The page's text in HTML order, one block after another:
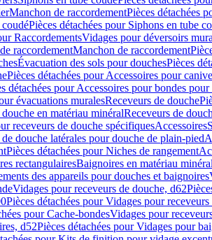
Manchon de raccordementPièces détachées
Pièces détachées pour Siphons en tube
RaccordementsVidages pour déversoirs
raccordementManchon de raccordement
Évacuation des sols pour douchesPièces
Pièces détachées pour Accessoires pour
détachées pour Accessoires pour bondes
évacuations muralesReceveurs de douche
en matériau minéralReceveurs de
receveurs de douche spécifiquesAccessoires
douche latérales pour douche de plain-pied
Pièces détachées pour Niches de rangement
rectangulairesBaignoires en matériau minéral
des appareils pour douches et baignoires
Vidages pour receveurs de douche, d62
Pièces détachées pour Vidages pour
pour Cache-bondesVidages pour
d52Pièces détachées pour Vidages pour